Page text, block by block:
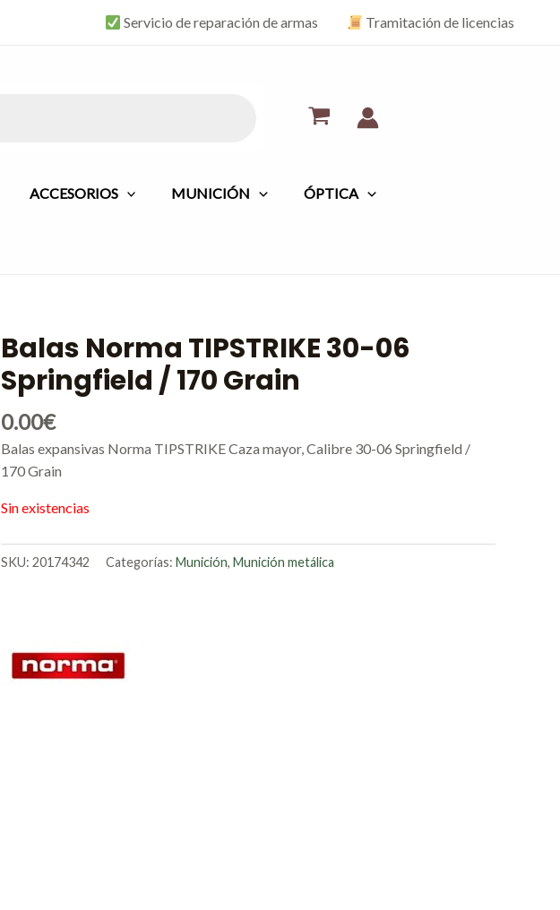
Servicio de reparación de armas Tramitación de licencias
ACCESORIOS MUNICIÓN ÓPTICA
Balas Norma TIPSTRIKE 30-06
Springfield / 170 Grain
0.00€
Balas expansivas Norma TIPSTRIKE Caza mayor, Calibre 30-06 Springfield /
170 Grain
Sin existencias
SKU: 20174342 Categorías: Munición, Munición metálica